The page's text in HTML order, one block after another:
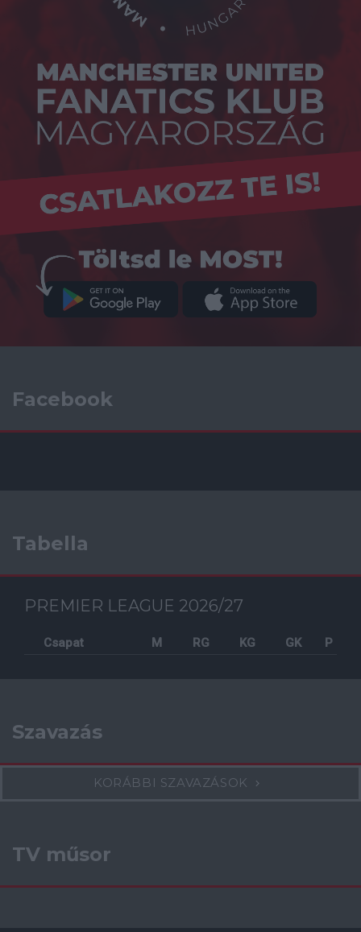
Facebook
Tabella
PREMIER LEAGUE 2026/27
Csapat M RG KG GK P
Szavazás
KORÁBBI SZAVAZÁSOK
TV műsor